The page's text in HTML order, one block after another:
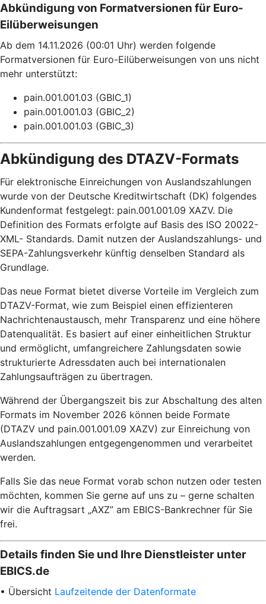
Abkündigung von Formatversionen für Euro-
Eilüberweisungen
Ab dem 14.11.2026 (00:01 Uhr) werden folgende
Formatversionen für Euro-Eilüberweisungen von uns nicht
mehr unterstützt:
pain.001.001.03 (GBIC_1)
pain.001.001.03 (GBIC_2)
pain.001.001.03 (GBIC_3)
Abkündigung des DTAZV-Formats
Für elektronische Einreichungen von Auslandszahlungen
wurde von der Deutsche Kreditwirtschaft (DK) folgendes
Kundenformat festgelegt: pain.001.001.09 XAZV. Die
Definition des Formats erfolgte auf Basis des ISO 20022-
XML- Standards. Damit nutzen der Auslandszahlungs- und
SEPA-Zahlungsverkehr künftig denselben Standard als
Grundlage.
Das neue Format bietet diverse Vorteile im Vergleich zum
DTAZV-Format, wie zum Beispiel einen effizienteren
Nachrichtenaustausch, mehr Transparenz und eine höhere
Datenqualität. Es basiert auf einer einheitlichen Struktur
und ermöglicht, umfangreichere Zahlungsdaten sowie
strukturierte Adressdaten auch bei internationalen
Zahlungsaufträgen zu übertragen.
Während der Übergangszeit bis zur Abschaltung des alten
Formats im November 2026 können beide Formate
(DTAZV und pain.001.001.09 XAZV) zur Einreichung von
Auslandszahlungen entgegengenommen und verarbeitet
werden.
Falls Sie das neue Format vorab schon nutzen oder testen
möchten, kommen Sie gerne auf uns zu – gerne schalten
wir die Auftragsart „AXZ” am EBICS-Bankrechner für Sie
frei.
Details finden Sie und Ihre Dienstleister unter
EBICS.de
• Übersicht Laufzeitende der Datenformate